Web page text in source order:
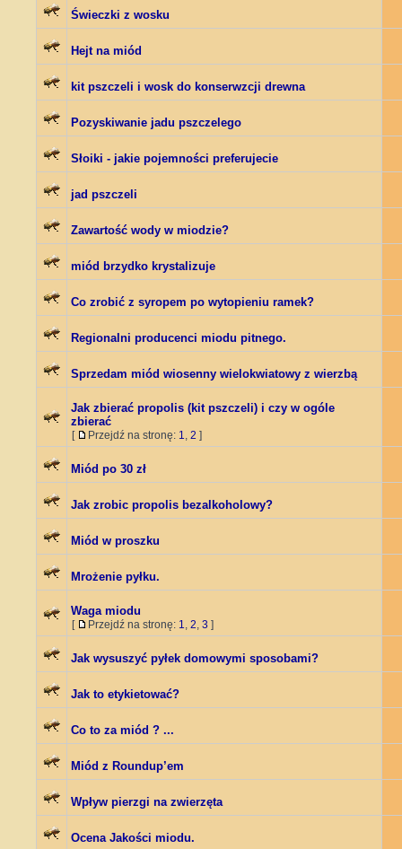
Świeczki z wosku
Hejt na miód
kit pszczeli i wosk do konserwzcji drewna
Pozyskiwanie jadu pszczelego
Słoiki - jakie pojemności preferujecie
jad pszczeli
Zawartość wody w miodzie?
miód brzydko krystalizuje
Co zrobić z syropem po wytopieniu ramek?
Regionalni producenci miodu pitnego.
Sprzedam miód wiosenny wielokwiatowy z wierzbą
Jak zbierać propolis (kit pszczeli) i czy w ogóle
zbierać
[ Przejdź na stronę: 1, 2 ]
Miód po 30 zł
Jak zrobic propolis bezalkoholowy?
Miód w proszku
Mrożenie pyłku.
Waga miodu
[ Przejdź na stronę: 1, 2, 3 ]
Jak wysuszyć pyłek domowymi sposobami?
Jak to etykietować?
Co to za miód ? ...
Miód z Roundup’em
Wpływ pierzgi na zwierzęta
Ocena Jakości miodu.